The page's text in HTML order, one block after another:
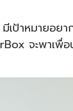
เป้าหมายอยา
จะพาเพื่